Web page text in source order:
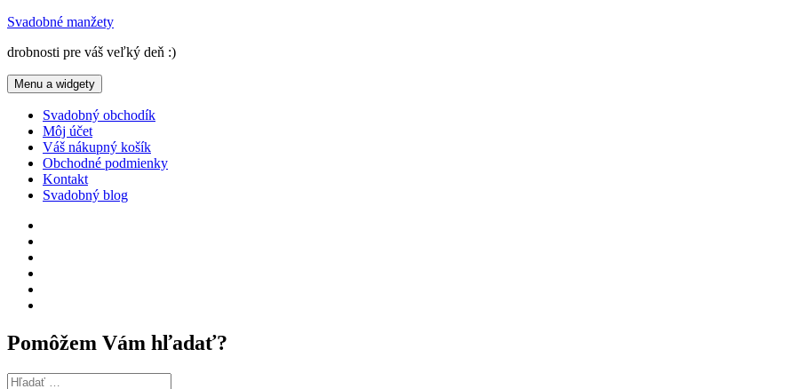
Preskočiť
obsah
Svadobné manžety
drobnosti pre váš veľký deň :)
Menu a widgety
Svadobný obchodík
Môj účet
Váš nákupný košík
Obchodné podmienky
Kontakt
Svadobný blog
Pomôžem Vám hľadať?
Hľadať: